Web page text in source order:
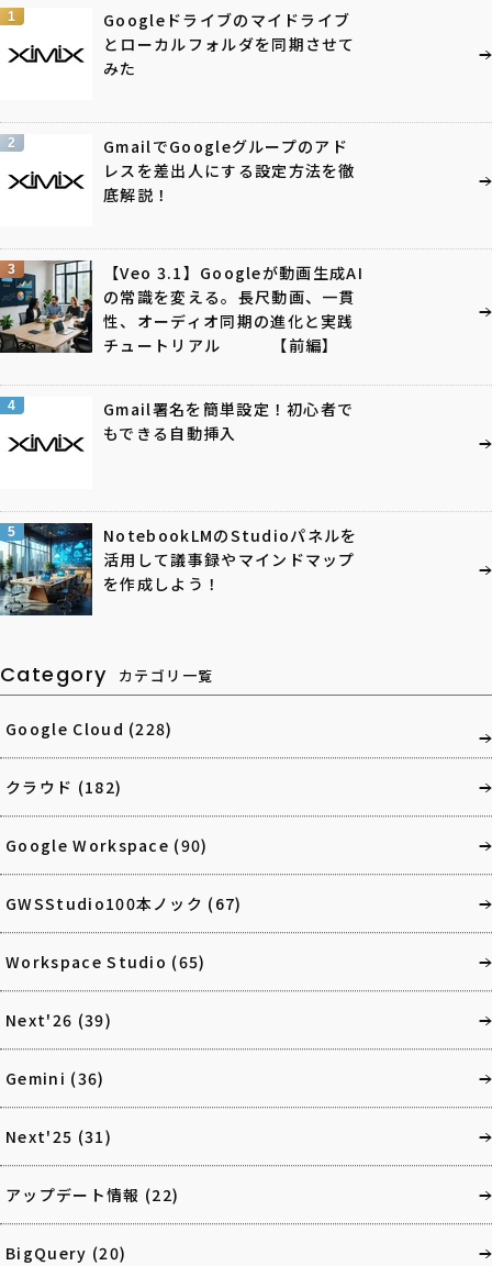
1
Googleドライブのマイドライブ
とローカルフォルダを同期させて
みた
2
GmailでGoogleグループのアド
レスを差出人にする設定方法を徹
底解説！
3
【Veo 3.1】Googleが動画生成AI
の常識を変える。長尺動画、一貫
性、オーディオ同期の進化と実践
チュートリアル 【前編】
4
Gmail署名を簡単設定！初心者で
もできる自動挿入
5
NotebookLMのStudioパネルを
活用して議事録やマインドマップ
を作成しよう！
Category カテゴリ一覧
Google Cloud (228)
クラウド (182)
Google Workspace (90)
GWSStudio100本ノック (67)
Workspace Studio (65)
Next'26 (39)
Gemini (36)
Next'25 (31)
アップデート情報 (22)
BigQuery (20)